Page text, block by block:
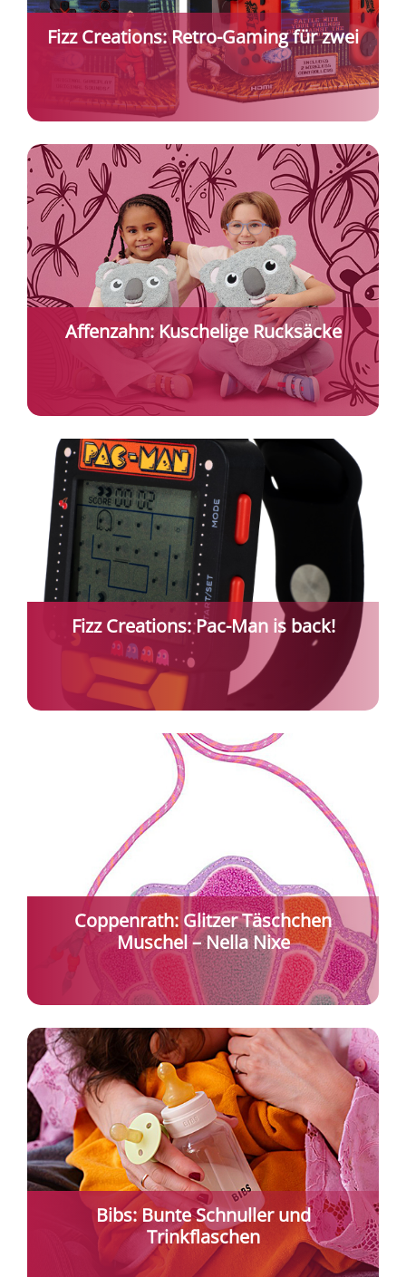
Fizz Creations: Retro-Gaming für zwei
Affenzahn: Kuschelige Rucksäcke
Fizz Creations: Pac-Man is back!
Coppenrath: Glitzer Täschchen
Muschel – Nella Nixe
Bibs: Bunte Schnuller und
Trinkflaschen